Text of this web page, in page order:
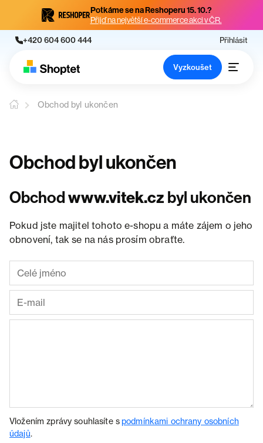
Potkáme se na Reshoperu 15. 10.?
Přijď na největší e-commerce akci v ČR.
+420 604 600 444 Přihlásit
Vyzkoušet
Obchod byl ukončen
Obchod byl ukončen
Obchodwww.vitek.cz byl ukončen
Pokud jste majitel tohoto e-shopu a máte zájem o jeho
obnovení, tak se na nás prosím obraťte.
Vložením zprávy souhlasíte spodmínkami ochrany osobních
údajů.